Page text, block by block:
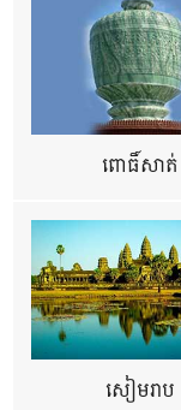
ពោធិ៍សាត់
សៀមរាប